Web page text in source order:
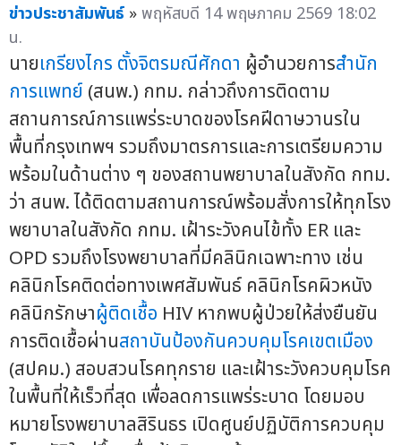
ข่าวประชาสัมพันธ์ »พฤหัสบดี 14 พฤษภาคม 2569 18:02
น.
นายเกรียงไกร ตั้งจิตรมณีศักดา ผู้อำนวยการสำนัก
การแพทย์ (สนพ.) กทม. กล่าวถึงการติดตาม
สถานการณ์การแพร่ระบาดของโรคฝีดาษวานรใน
พื้นที่กรุงเทพฯ รวมถึงมาตรการและการเตรียมความ
พร้อมในด้านต่าง ๆ ของสถานพยาบาลในสังกัด กทม.
ว่า สนพ. ได้ติดตามสถานการณ์พร้อมสั่งการให้ทุกโรง
พยาบาลในสังกัด กทม. เฝ้าระวังคนไข้ทั้ง ER และ
OPD รวมถึงโรงพยาบาลที่มีคลินิกเฉพาะทาง เช่น
คลินิกโรคติดต่อทางเพศสัมพันธ์ คลินิกโรคผิวหนัง
คลินิกรักษาผู้ติดเชื้อ HIV หากพบผู้ป่วยให้ส่งยืนยัน
การติดเชื้อผ่านสถาบันป้องกันควบคุมโรคเขตเมือง
(สปคม.) สอบสวนโรคทุกราย และเฝ้าระวังควบคุมโรค
ในพื้นที่ให้เร็วที่สุด เพื่อลดการแพร่ระบาด โดยมอบ
หมายโรงพยาบาลสิรินธร เปิดศูนย์ปฏิบัติการควบคุม